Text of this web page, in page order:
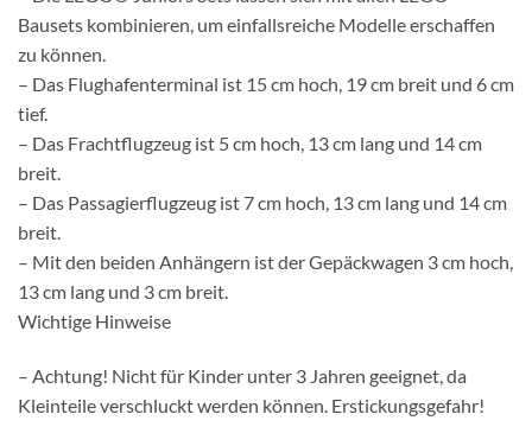
Bausets kombinieren, um einfallsreiche Modelle erschaffen
zu können.
– Das Flughafenterminal ist 15 cm hoch, 19 cm breit und 6 cm
tief.
– Das Frachtflugzeug ist 5 cm hoch, 13 cm lang und 14 cm
breit.
– Das Passagierflugzeug ist 7 cm hoch, 13 cm lang und 14 cm
breit.
– Mit den beiden Anhängern ist der Gepäckwagen 3 cm hoch,
13 cm lang und 3 cm breit.
Wichtige Hinweise
– Achtung! Nicht für Kinder unter 3 Jahren geeignet, da
Kleinteile verschluckt werden können. Erstickungsgefahr!